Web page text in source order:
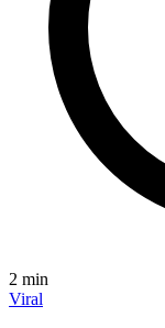
2 min
Viral